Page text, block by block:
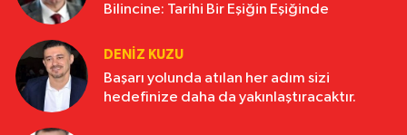
Bilincine: Tarihi Bir Eşiğin Eşiğinde
DENİZ KUZU
Başarı yolunda atılan her adım sizi
hedefinize daha da yakınlaştıracaktır.